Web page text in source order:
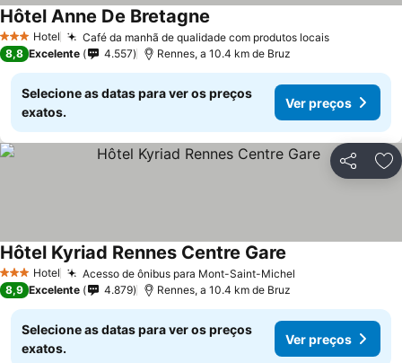
3 EstrelasHotel Café da manhã de qualidade com produtos locaisVer preços
Hôtel Anne De Bretagne
8,8 Excelente 4.557 Rennes, a 10.4 km de Bruz
Selecione as datas para ver os preços
exatos.
Ver preços
Partilhar
3 EstrelasHotel Acesso de ônibus para Mont-Saint-Michel
Hôtel Kyriad Rennes Centre Gare
8,9 Excelente 4.879 Rennes, a 10.4 km de Bruz
Selecione as datas para ver os preços
exatos.
Ver preços